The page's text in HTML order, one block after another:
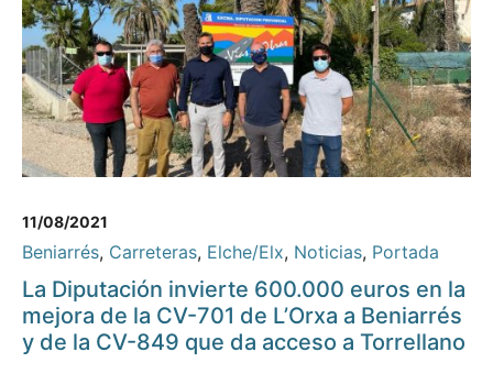
11/08/2021
Beniarrés, Carreteras, Elche/Elx, Noticias, Portada
La Diputación invierte 600.000 euros en la
mejora de la CV-701 de L’Orxa a Beniarrés
y de la CV-849 que da acceso a Torrellano